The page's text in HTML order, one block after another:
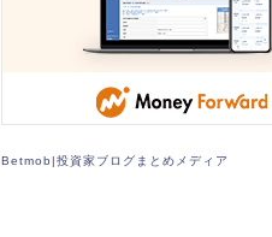
Betmob|投資家ブログまとめメディア